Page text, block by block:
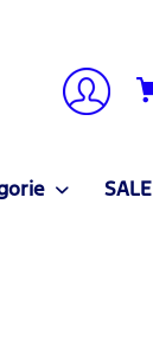
SALE